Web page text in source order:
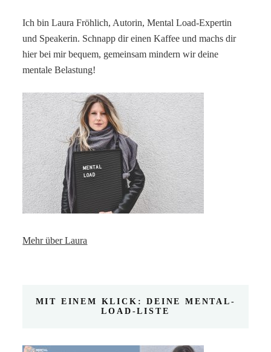
Ich bin Laura Fröhlich, Autorin, Mental Load-Expertin
und Speakerin. Schnapp dir einen Kaffee und machs dir
hier bei mir bequem, gemeinsam mindern wir deine
mentale Belastung!
Mehr über Laura
MIT EINEM KLICK: DEINE MENTAL-
LOAD-LISTE